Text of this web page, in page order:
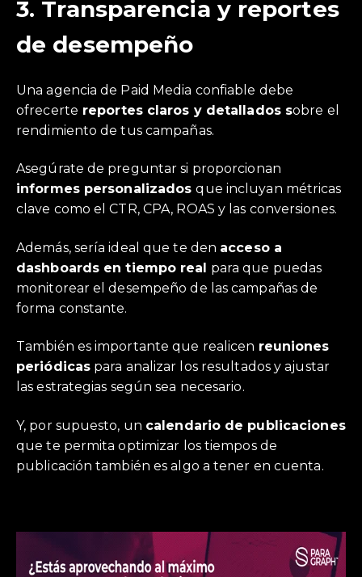
3. Transparencia y reportes
de desempeño
Una agencia de Paid Media confiable debe
ofrecerte reportes claros y detallados sobre el
rendimiento de tus campañas.
Asegúrate de preguntar si proporcionan
informes personalizadosque incluyan métricas
clave como el CTR, CPA, ROAS y las conversiones.
Además, sería ideal que te den acceso a
dashboards en tiempo real para que puedas
monitorear el desempeño de las campañas de
forma constante.
También es importante que realicen reuniones
periódicas para analizar los resultados y ajustar
las estrategias según sea necesario.
Y, por supuesto, un calendario de publicaciones
que te permita optimizar los tiempos de
publicación también es algo a tener en cuenta.